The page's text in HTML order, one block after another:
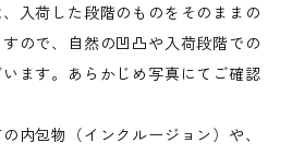
入荷した段階のものをそのままの
ので、自然の凹凸や入荷段階での
ます。あらかじめ写真にてご確認
内包物（インクルージョン）や、